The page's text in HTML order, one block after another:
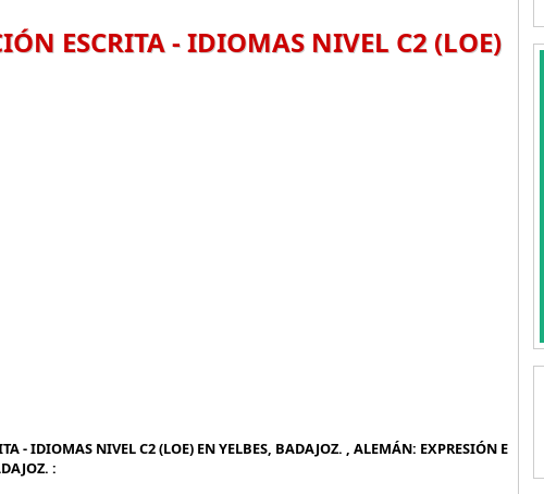
ESCRITA - IDIOMAS NIVEL C2 (LOE)
- IDIOMAS NIVEL C2 (LOE) EN YELBES, BADAJOZ. , ALEMÁN: EXPRESIÓN E
: